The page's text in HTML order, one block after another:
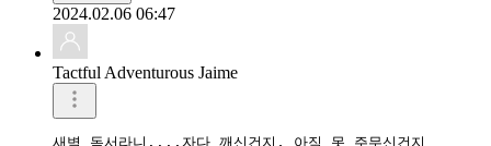
2024.02.06 06:47
Tactful Adventurous Jaime
새벽 독서라니....자다 깨신건지, 아직 못 주무신건지